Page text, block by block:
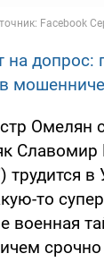
на допрос:
Омелян
Славомир
трудится в
то
военная